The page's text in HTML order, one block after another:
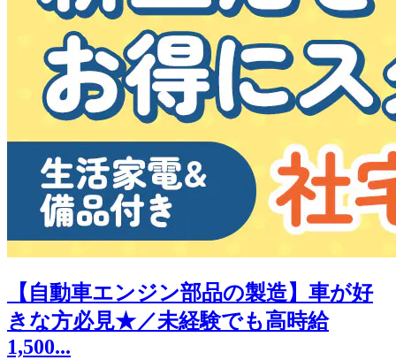
【自動車エンジン部品の製造】車が好
きな方必見★／未経験でも高時給
1,500...